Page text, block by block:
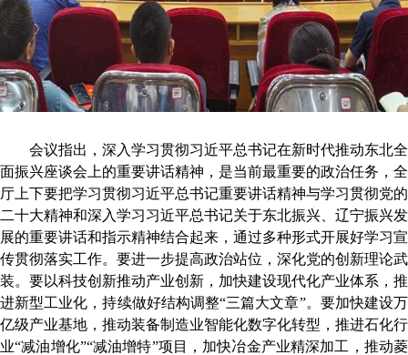
会议指出， 深入学习贯彻习近平总书记在新时代推动东北全
面振兴座谈会上的重要讲话精神，是当前最重要的政治任务， 全
厅上下要把学习贯彻习近平总书记重要讲话精神与学习贯彻党的
二十大精神和深入学习习近平总书记关于东北振兴 、辽宁振兴发
展的重要讲话和指示精神结合起来， 通过多种形式开展好学习宣
传贯彻落实工作。要进一步提高政治站位，深化党的创新理论武
装。要以科技创新推动产业创新， 加快建设现代化产业体系 ，推
进新型工业化，持续做好结构调整“三篇大文章”。 要加快建设万
亿级产业基地， 推动装备制造业智能化数字化转型，推进石化行
业“减油增化”“减油增特”项目，加快冶金产业精深加工，推动菱